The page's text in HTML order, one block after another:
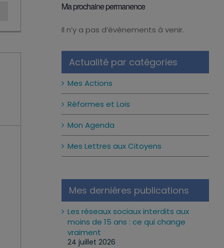
Ma prochaine permanence
Notice
Il n’y a pas d’évènements à venir.
Actualité par catégories
Mes Actions
Réformes et Lois
Mon Agenda
Mes Lettres aux Citoyens
Mes dernières publications
Les réseaux sociaux interdits aux
moins de 15 ans : ce qui change
vraiment
24 juillet 2026